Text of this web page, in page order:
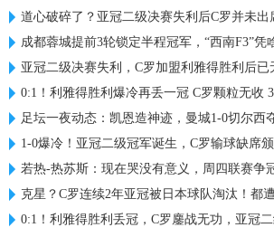
道心破碎了？亚冠二级决赛失利后C罗并未出
成都蓉城提前3轮锁定半程冠军，“西南F3”凭啥
亚冠二级决赛失利，C罗加盟利雅得胜利后已
0:1！利雅得胜利爆冷再丢一冠 C罗颗粒无收
足坛一夜动态：凯恩造神迹，曼城1-0切尔西
1-0爆冷！亚冠二级冠军诞生，C罗输球缺席颁
若热-热苏斯：现在哭没有意义，周四联赛争
克星？C罗连续2年亚冠被日本球队淘汰！都
0:1！利雅得胜利丢冠，C罗鏖战无功，亚冠